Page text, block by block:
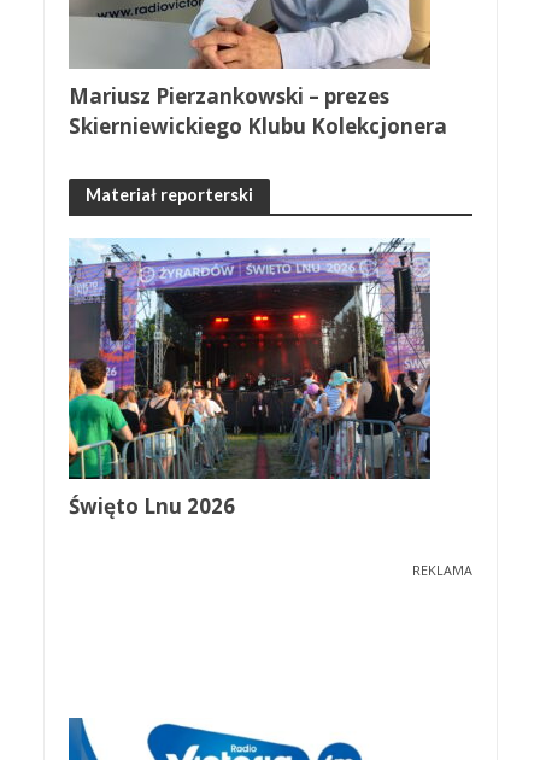
Mariusz Pierzankowski – prezes
Skierniewickiego Klubu Kolekcjonera
Materiał reporterski
Święto Lnu 2026
REKLAMA